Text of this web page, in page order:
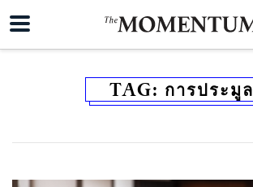
TAG: การประมูล